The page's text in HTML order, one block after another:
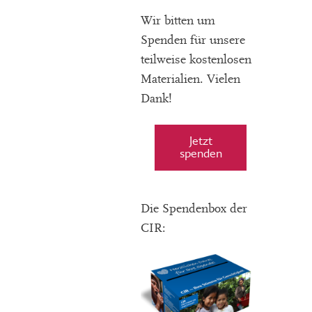
Wir bitten um
Spenden für unsere
teilweise kostenlosen
Materialien. Vielen
Dank!
Jetzt
spenden
Die Spendenbox der
CIR: